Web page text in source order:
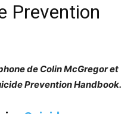
Prevention
de Colin McGregor et
Prevention Handbook.